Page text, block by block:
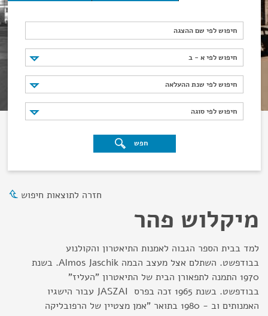
חיפוש לפי שם ההצגה
חיפוש לפי א - ב
חיפוש לפי א - ב
חיפוש לפי שנת ההעלאה
חיפוש לפי שנת ההעלאה
חיפוש לפי סוגה
חיפוש לפי סוגה
חפש
חזרה לתוצאות חיפוש
מיקלוש פהר
למד בבית הספר הגבוה לאמנות התיאטרון והקולנוע
בבודפשט. השתלם אצל מעצב הבמה Almos Jaschik. בשנת
1970 התמנה לתפאורן הבית של התיאטרון "העליז"
בבודפשט. בשנת 1965 זכה בפרס JASZAI עבור הישגיו
האמנותים וב - 1980 בתואר "אמן מצטיין של הרפובליקה